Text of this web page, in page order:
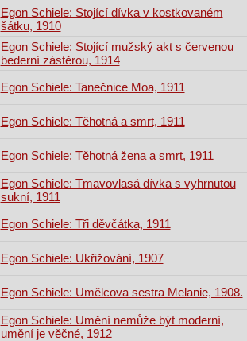
Egon Schiele: Stojící dívka v kostkovaném
šátku, 1910
Egon Schiele: Stojící mužský akt s červenou
bederní zástěrou, 1914
Egon Schiele: Tanečnice Moa, 1911
Egon Schiele: Těhotná a smrt, 1911
Egon Schiele: Těhotná žena a smrt, 1911
Egon Schiele: Tmavovlasá dívka s vyhrnutou
sukní, 1911
Egon Schiele: Tři děvčátka, 1911
Egon Schiele: Ukřižování, 1907
Egon Schiele: Umělcova sestra Melanie, 1908.
Egon Schiele: Umění nemůže být moderní,
umění je věčné, 1912